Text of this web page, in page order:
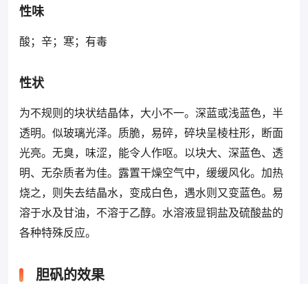
性味
酸；辛；寒；有毒
性状
为不规则的块状结晶体，大小不一。深蓝或浅蓝色，半
透明。似玻璃光泽。质脆，易碎，碎块呈棱柱形，断面
光亮。无臭，味涩，能令人作呕。以块大、深蓝色、透
明、无杂质者为佳。露置干燥空气中，缓缓风化。加热
烧之，则失去结晶水，变成白色，遇水则又变蓝色。易
溶于水及甘油，不溶于乙醇。水溶液显铜盐及硫酸盐的
各种特殊反应。
胆矾的效果